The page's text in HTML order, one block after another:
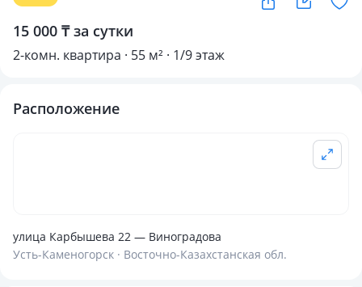
15 000 ₸ за сутки
2-комн. квартира · 55 м² · 1/9 этаж
Расположение
улица Карбышева 22 — Виноградова
Усть-Каменогорск · Восточно-Казахстанская обл.